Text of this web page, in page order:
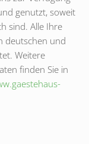
genutzt, soweit
sind. Alle Ihre
deutschen und
Weitere
finden Sie in